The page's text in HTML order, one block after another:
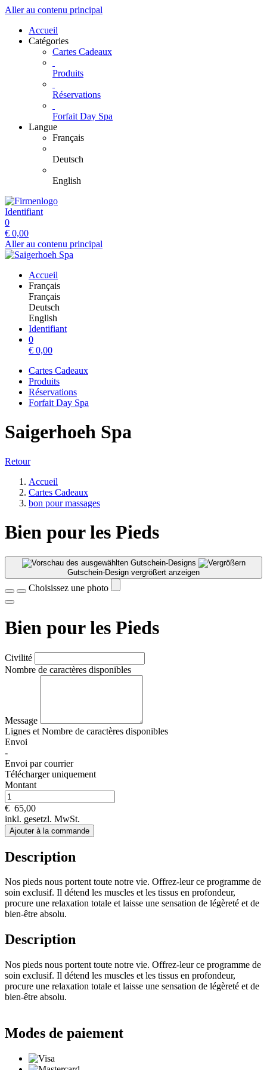
Aller au contenu principal
Accueil
Catégories
Cartes Cadeaux
Produits
Réservations
Forfait Day Spa
Langue
Français
Deutsch
English
Identifiant
0
€ 0,00
Aller au contenu principal
Accueil
Français
Français
Deutsch
English
Identifiant
0
€ 0,00
Cartes Cadeaux
Produits
Réservations
Forfait Day Spa
Saigerhoeh Spa
Retour
Accueil
Cartes Cadeaux
bon pour massages
Bien pour les Pieds
Gutschein-Design vergrößert anzeigen
Choisissez une photo
Bien pour les Pieds
Civilité
Nombre de caractères disponibles
Message
Lignes et Nombre de caractères disponibles
Envoi
-
Envoi par courrier
Télécharger uniquement
Montant
€ 65,00
inkl. gesetzl. MwSt.
Ajouter à la commande
Description
Nos pieds nous portent toute notre vie. Offrez-leur ce programme de
soin exclusif. Il détend les muscles et les tissus en profondeur,
procure une relaxation totale et laisse une sensation de légèreté et de
bien-être absolu.
Description
Nos pieds nous portent toute notre vie. Offrez-leur ce programme de
soin exclusif. Il détend les muscles et les tissus en profondeur,
procure une relaxation totale et laisse une sensation de légèreté et de
bien-être absolu.
Modes de paiement